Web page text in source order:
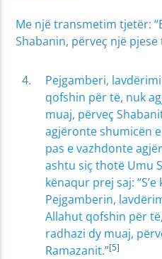
Me një transmetim tjetër:
Shabanin, përveç një pjese
Pejgamberi,
qofshin për të, nuk
muaj, përveç
agjëronte shumicën
pas e vazhdonte
ashtu siç thotë Umu
kënaqur prej saj:
Pejgamberin,
Allahut qofshin për
radhazi dy muaj,
Ramazanit.”[5]